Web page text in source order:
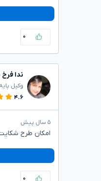
۰
ندا فرخ
وکیل
۴.۶
۵ سال پیش
امکان طرح
۰